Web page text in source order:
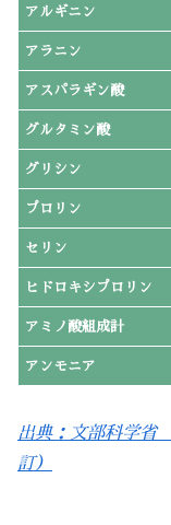
アルギニン
アラニン
アスパラギン酸
グルタミン酸
グリシン
プロリン
セリン
ヒドロキシプロリン
アミノ酸組成計
アンモニア
出典：文部科学省
訂）